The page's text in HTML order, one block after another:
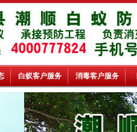
白蚁客户服务 消毒客户服务